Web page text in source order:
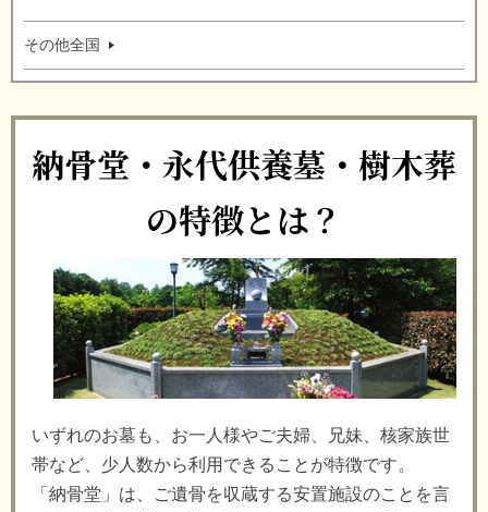
その他全国
納骨堂・永代供養墓・樹木葬
の特徴とは？
いずれのお墓も、お一人様やご夫婦、兄妹、核家族世
帯など、少人数から利用できることが特徴です。
「納骨堂」は、ご遺骨を収蔵する安置施設のことを言